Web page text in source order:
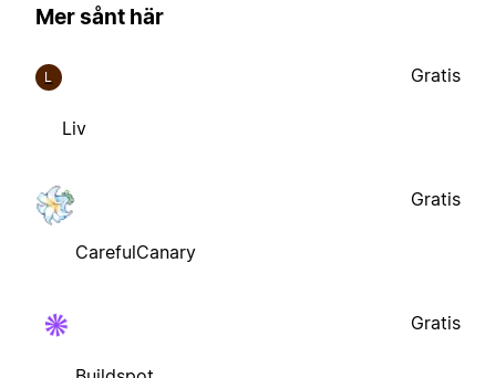
Mer sånt här
L
Liv
Gratis
CarefulCanary
Gratis
Gratis